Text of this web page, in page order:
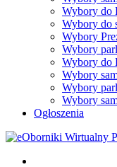
Wybory do
Wybory do
Wybory
Wybory
Wybory do
Wybory
Wybory
Wybory
Ogłoszenia